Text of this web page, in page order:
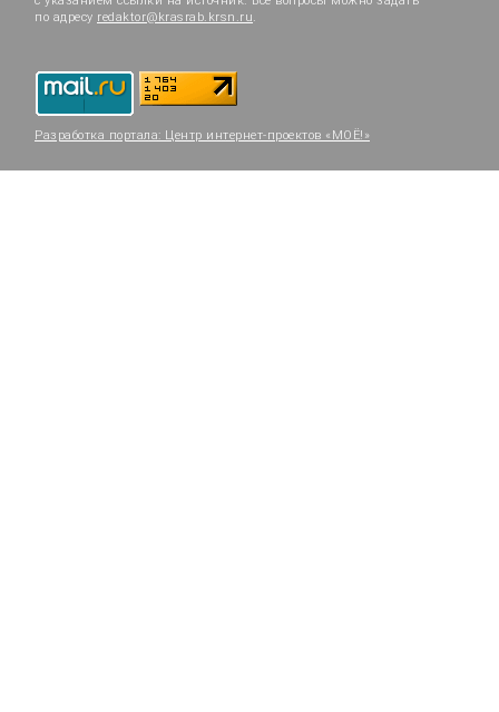
по адресу redaktor@krasrab.krsn.ru.
Разработка портала: Центр интернет-проектов «МОЁ!»